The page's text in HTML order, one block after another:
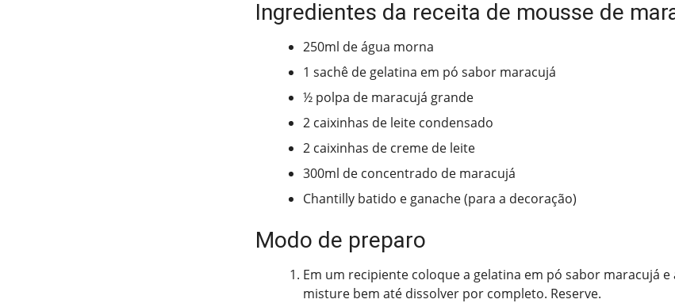
Ingredientes da receita de mousse de
250ml de água morna
1 sachê de gelatina em pó sabor maracujá
½ polpa de maracujá grande
2 caixinhas de leite condensado
2 caixinhas de creme de leite
300ml de concentrado de maracujá
Chantilly batido e ganache (para a decoração)
Modo de preparo
Em um recipiente coloque a gelatina em pó sabor maracujá e
misture bem até dissolver por completo. Reserve.